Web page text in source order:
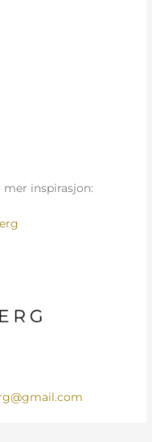
inspirasjon: